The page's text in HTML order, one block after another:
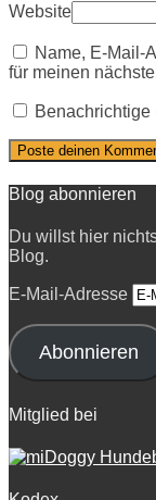
Website
Name, E-Mail-
für meinen
Blog abonnieren
Du willst hier
Blog.
E-Mail-Adresse
Abonnieren
Mitglied bei